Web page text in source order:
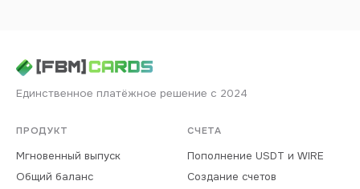
Единственное платёжное решение с 2024
ПРОДУКТ
Мгновенный выпуск
Общий баланс
СЧЕТА
Пополнение USDT и WIRE
Создание счетов